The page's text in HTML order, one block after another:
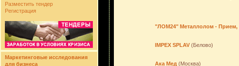
Разместить тендер
Регистрация
Маркетинговые исследования
для бизнеса
"ЛОМ24" Металлолом - Прием,
IMPEX SPLAV (Белово)
Ака Мед (Москва)